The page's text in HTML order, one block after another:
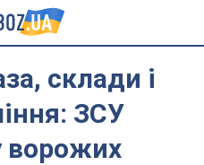
склади і
ЗСУ
ворожих